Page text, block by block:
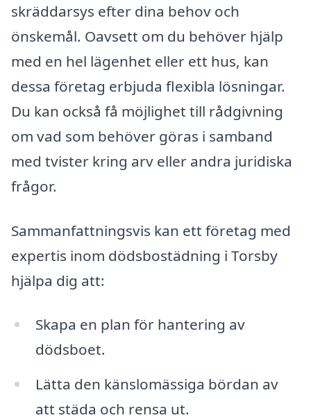
skräddarsys efter dina behov och
önskemål. Oavsett om du behöver hjälp
med en hel lägenhet eller ett hus, kan
dessa företag erbjuda flexibla lösningar.
Du kan också få möjlighet till rådgivning
om vad som behöver göras i samband
med tvister kring arv eller andra juridiska
frågor.
Sammanfattningsvis kan ett företag med
expertis inom dödsbostädning i Torsby
hjälpa dig att:
Skapa en plan för hantering av
dödsboet.
Lätta den känslomässiga bördan av
att städa och rensa ut.